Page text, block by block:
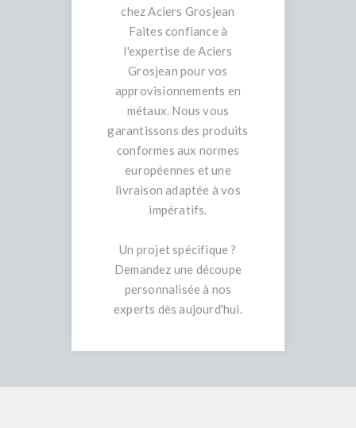
chez Aciers Grosjean
Faites confiance à
l'expertise de Aciers
Grosjean pour vos
approvisionnements en
métaux. Nous vous
garantissons des produits
conformes aux normes
européennes et une
livraison adaptée à vos
impératifs.
Un projet spécifique ?
Demandez une découpe
personnalisée à nos
experts dès aujourd'hui.